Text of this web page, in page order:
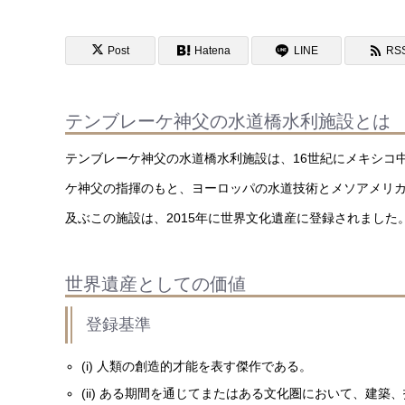
Post Hatena LINE
テンブレーケ神父の水道橋水利施設とは
テンブレーケ神父の水道橋水利施設は、16世紀にメキシ
ケ神父の指揮のもと、ヨーロッパの水道技術とメソアメリ
及ぶこの施設は、2015年に世界文化遺産に登録されました
世界遺産としての価値
登録基準
(i) 人類の創造的才能を表す傑作である。
(ii) ある期間を通じてまたはある文化圏において、建築